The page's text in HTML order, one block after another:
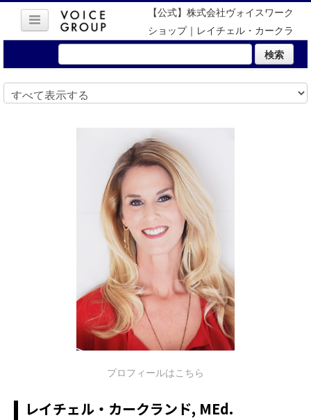
【公式】株式会社ヴォイスワーク
ショップ｜レイチェル・カークラ
ンド, MEd.
検索
プロフィールはこちら
レイチェル・カークランド, MEd.